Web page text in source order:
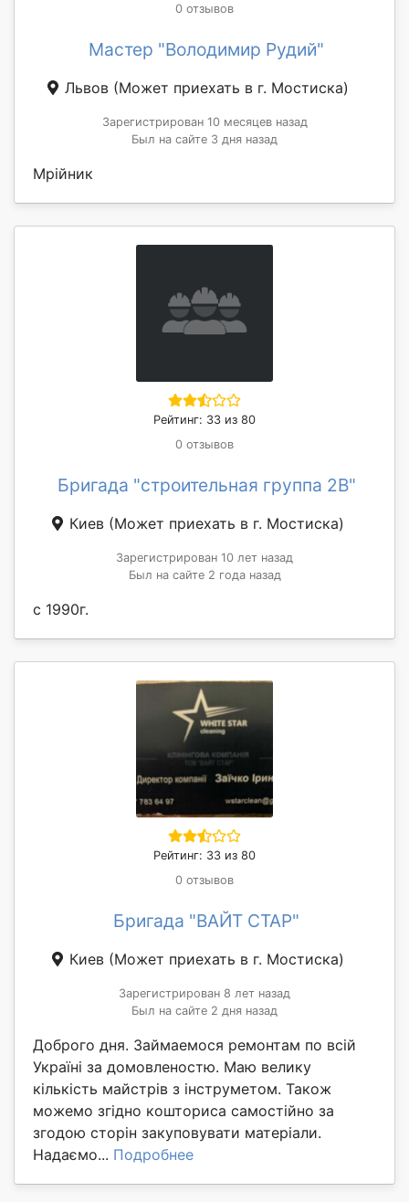
0 отзывов
Мастер "Володимир Рудий"
Львов (Может приехать в г. Мостиска)
Зарегистрирован 10 месяцев назад
Был на сайте 3 дня назад
Мрійник
Рейтинг: 33 из 80
0 отзывов
Бригада "строительная группа 2В"
Киев (Может приехать в г. Мостиска)
Зарегистрирован 10 лет назад
Был на сайте 2 года назад
с 1990г.
Рейтинг: 33 из 80
0 отзывов
Бригада "ВАЙТ СТАР"
Киев (Может приехать в г. Мостиска)
Зарегистрирован 8 лет назад
Был на сайте 2 дня назад
Доброго дня. Займаемося ремонтам по всій
Україні за домовленостю. Маю велику
кількість майстрів з інструметом. Також
можемо згідно кошториса самостійно за
згодою сторін закуповувати матеріали.
Надаємо... Подробнее